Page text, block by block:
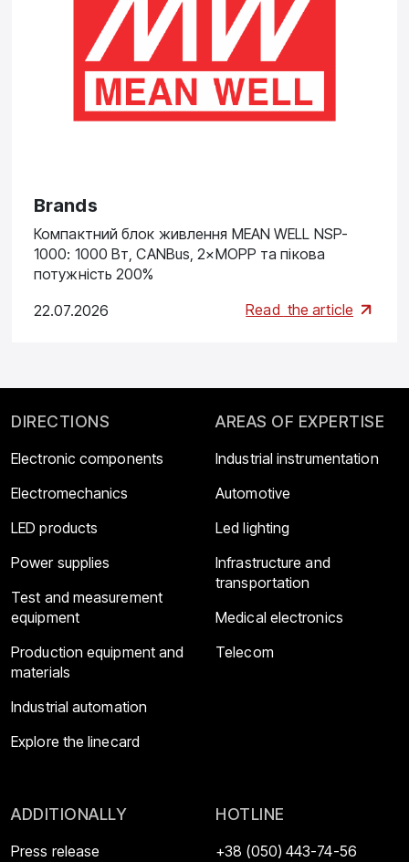
Brands
Компактний блок живлення MEAN WELL NSP-
1000: 1000 Вт, CANBus, 2×MOPP та пікова
потужність 200%
22.07.2026 Read the article
DIRECTIONS
Electronic components
Electromechanics
LED products
Power supplies
Test and measurement
equipment
Production equipment and
materials
Industrial automation
Explore the linecard
AREAS OF EXPERTISE
Industrial instrumentation
Automotive
Led lighting
Infrastructure and
transportation
Medical electronics
Telecom
ADDITIONALLY
Press release
HOTLINE
+38 (050) 443-74-56